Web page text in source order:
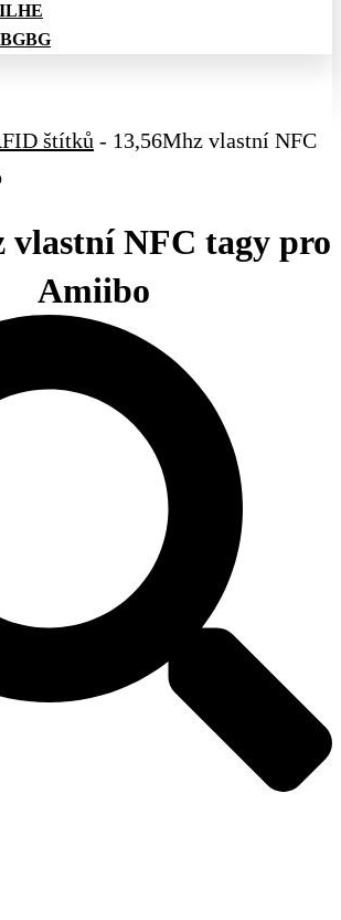
HE
BG
štítků - 13,56Mhz vlastní NFC
vlastní NFC tagy pro
Amiibo